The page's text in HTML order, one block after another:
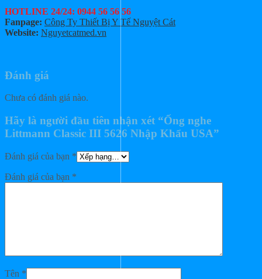
HOTLINE 24/24: 0944 56 56 56
Fanpage: Công Ty Thiết Bị Y Tế Nguyệt Cát
Website: Nguyetcatmed.vn
Đánh giá
Chưa có đánh giá nào.
Hãy là người đầu tiên nhận xét “Ống nghe
Littmann Classic III 5626 Nhập Khẩu USA”
Đánh giá của bạn *
Đánh giá của bạn *
Tên *